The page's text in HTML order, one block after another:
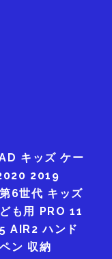
キッズ ケー
2019
6世代 キッズ
も用 PRO 11
AIR2 ハンド
ン 収納